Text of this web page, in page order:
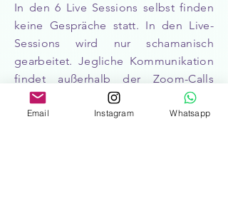
In den 6 Live Sessions selbst finden
keine Gespräche statt. In den Live-
Sessions wird nur schamanisch
gearbeitet. Jegliche Kommunikation
findet außerhalb der Zoom-Calls
statt, gerne in der exklusiven
WhatsApp-Gruppe.Da kannst du
Email Instagram Whatsapp